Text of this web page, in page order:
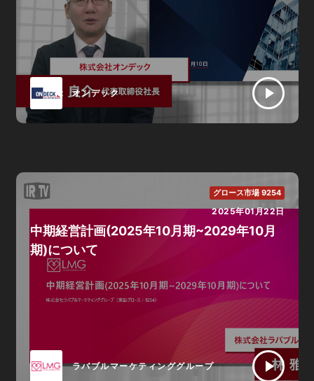
オンデック
グロース市場 9254
2025年01月22日
ラバブルマーケティンググループ
中期経営計画(2025年10月期~2029年10月
期)について